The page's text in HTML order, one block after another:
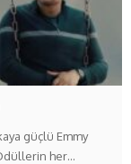
güçlü Emmy
her…